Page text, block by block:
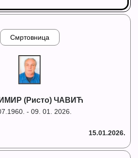
Смртовница
(Ристо) ЧАВИЋ
- 09. 01. 2026.
15.01.2026.